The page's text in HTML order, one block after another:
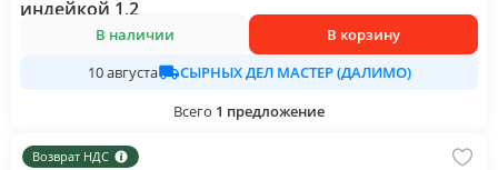
В наличии
В корзину
10 августа
СЫРНЫХ ДЕЛ МАСТЕР (ДАЛИМО)
Всего 1 предложение
Возврат НДС